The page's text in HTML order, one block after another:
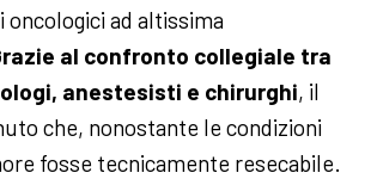
oncologici ad altissima
al confronto collegiale tra
anestesisti e chirurghi, il
che, nonostante le condizioni
fosse tecnicamente resecabile.